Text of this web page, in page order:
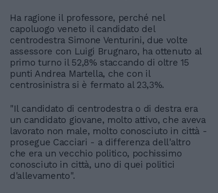
Ha ragione il professore, perché nel
capoluogo veneto il candidato del
centrodestra Simone Venturini, due volte
assessore con Luigi Brugnaro, ha ottenuto al
primo turno il 52,8% staccando di oltre 15
punti Andrea Martella, che con il
centrosinistra si è fermato al 23,3%.
"Il candidato di centrodestra o di destra era
un candidato giovane, molto attivo, che aveva
lavorato non male, molto conosciuto in città -
prosegue Cacciari - a differenza dell'altro
che era un vecchio politico, pochissimo
conosciuto in città, uno di quei politici
d'allevamento".